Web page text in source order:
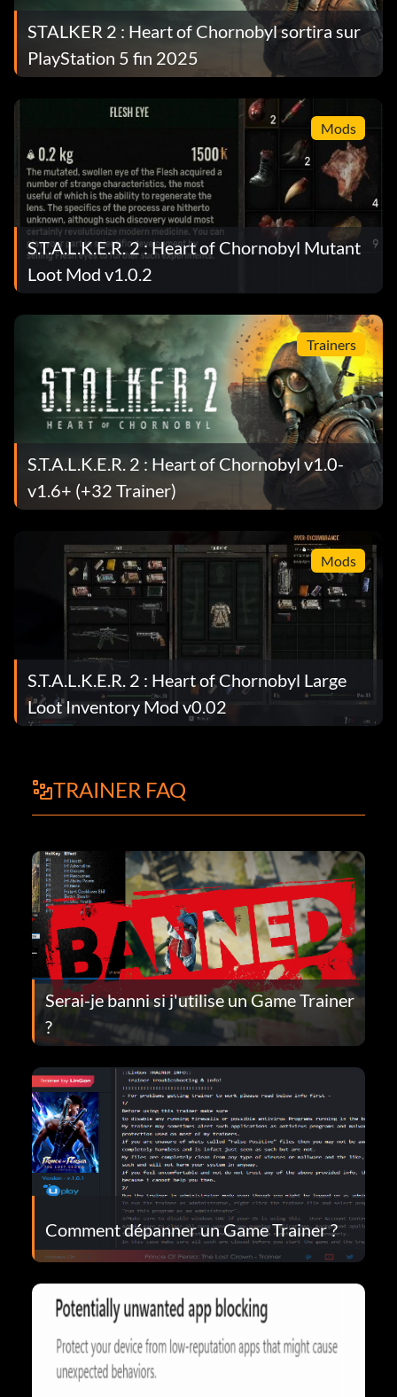
STALKER 2 : Heart of Chornobyl sortira sur
PlayStation 5 fin 2025
Mods
S.T.A.L.K.E.R. 2 : Heart of Chornobyl Mutant
Loot Mod v1.0.2
Trainers
S.T.A.L.K.E.R. 2 : Heart of Chornobyl v1.0-
v1.6+ (+32 Trainer)
Mods
S.T.A.L.K.E.R. 2 : Heart of Chornobyl Large
Loot Inventory Mod v0.02
TRAINER FAQ
Serai-je banni si j'utilise un Game Trainer
?
Comment dépanner un Game Trainer ?